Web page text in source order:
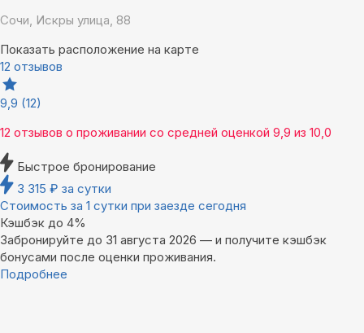
Сочи, Искры улица, 88
Показать расположение на карте
12 отзывов
9,9 (12)
12 отзывов о проживании со средней оценкой 9,9 из 10,0
Быстрое бронирование
3 315 ₽ за сутки
Стоимость за 1 сутки при заезде сегодня
Кэшбэк до 4%
Забронируйте до 31 августа 2026 — и получите кэшбэк
бонусами после оценки проживания.
Подробнее